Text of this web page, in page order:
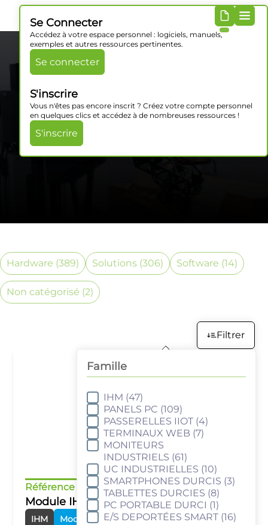
Se Connecter
Accédez à votre espace personnel : logiciels, manuels,
exemples et autres ressources pertinentes.
Se connecter
S'inscrire
Vous n'êtes pas encore inscrit ? Créez votre compte personnel
en quelques clics et accédez à de nombreuses ressources !
S'inscrire
Catégorie Produits
Hardware (389) Solutions (306) Software (14)
Non catégorisé (2)
Filtrer
Famille
Famille
IHM (47)
PANELS PC (109)
PASSERELLES IIOT (4)
TERMINAUX WEB (7)
MONITEURS
INDUSTRIELS (61)
UC INDUSTRIELLES (10)
SMARTPHONES DURCIS (3)
TABLETTES DURCIES (8)
PC PORTABLE DURCI (1)
E/S DEPORTÉES SMART (16)
Référence : cMT-SVR-100
Module IHM Smart
IHM Modules Smart